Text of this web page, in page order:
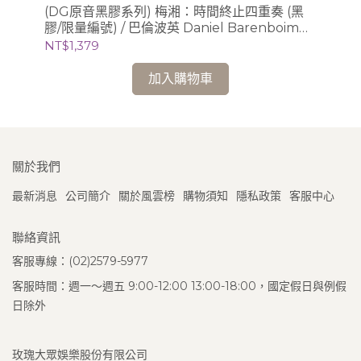
(DG原音黑膠系列) 梅湘：時間終止四重奏 (黑
膠/限量編號) / 巴倫波英 Daniel Barenboim
(鋼琴)
NT$1,379
加入購物車
關於我們
最新消息 公司簡介 關於風雲榜 購物須知 隱私政策 客服中心
聯絡資訊
客服專線：(02)2579-5977
客服時間：週一～週五 9:00-12:00 13:00-18:00，國定假日與例假
日除外
玫瑰大眾娛樂股份有限公司